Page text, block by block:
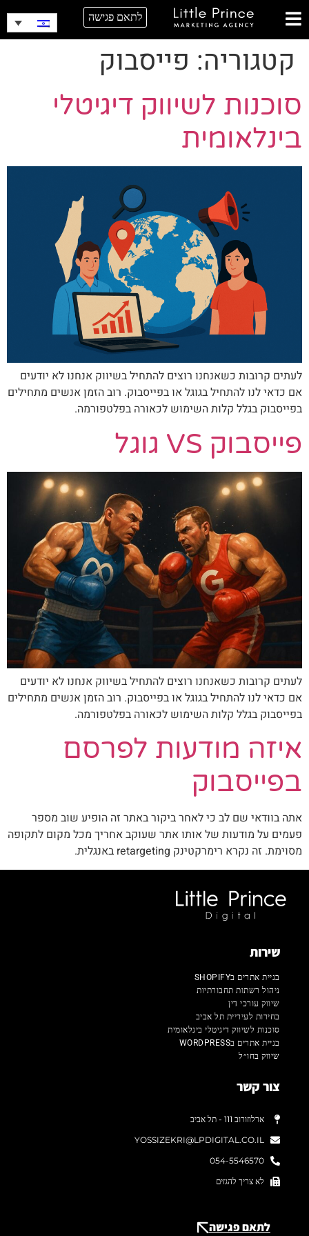
לתאם פגישה
קטגוריה: פייסבוק
סוכנות לשיווק דיגיטלי
בינלאומית
לעתים קרובות כשאנחנו רוצים להתחיל בשיווק אנחנו לא יודעים
אם כדאי לנו להתחיל בגוגל או בפייסבוק. רוב הזמן אנשים מתחילים
בפייסבוק בגלל קלות השימוש לכאורה בפלטפורמה.
פייסבוק VS גוגל
לעתים קרובות כשאנחנו רוצים להתחיל בשיווק אנחנו לא יודעים
אם כדאי לנו להתחיל בגוגל או בפייסבוק. רוב הזמן אנשים מתחילים
בפייסבוק בגלל קלות השימוש לכאורה בפלטפורמה.
איזה מודעות לפרסם
בפייסבוק
אתה בוודאי שם לב כי לאחר ביקור באתר זה הופיע שוב מספר
פעמים על מודעות של אותו אתר שעוקב אחריך מכל מקום לתקופה
מסוימת. זה נקרא רימרקטינק retargeting באנגלית.
שירות
בניית אתרים בSHOPIFY
ניהול רשתות תחבורתיות
שיווק עורכי דין
בחירות לעיריית תל אביב
סוכנות לשיווק דיגיטלי בינלאומית
בניית אתרים בWORDPRESS
שיווק בחו״ל
צור קשר
ארלוזורוב 111 - תל אביב
YOSSIZEKRI@LPDIGITAL.CO.IL
054-5546570
לא צריך להגזים
לתאם פגישה